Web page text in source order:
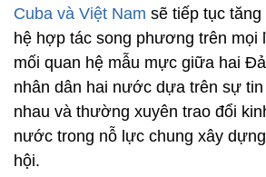
Cuba và Việt Nam sẽ tiếp tục
hệ hợp tác song phương trên mọi
mối quan hệ mẫu mực giữa hai
nhân dân hai nước dựa trên sự
nhau và thường xuyên trao đổi
nước trong nỗ lực chung xây
hội.